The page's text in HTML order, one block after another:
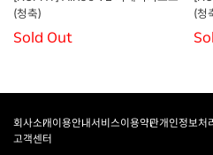
(청축)
Sold Out
(청
회사소개이용안내서비스이용약관개인정보처
고객센터